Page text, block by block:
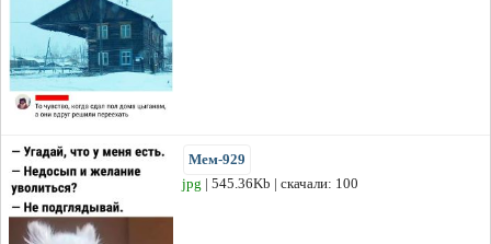
Мем-929
jpg | 545.36Kb | скачали: 100